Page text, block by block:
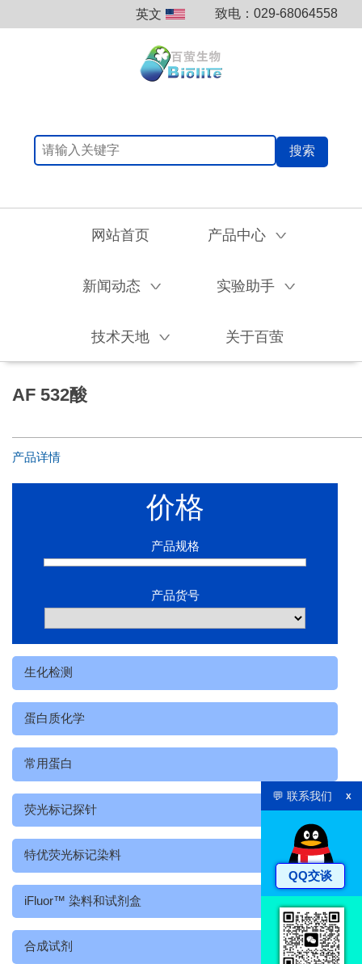
英文 致电：029-68064558
搜索
网站首页 产品中心 V
新闻动态 V 实验助手 V
技术天地 V 关于百萤
AF 532酸
产品详情
价格
产品规格
产品货号
生化检测
蛋白质化学
常用蛋白
荧光标记探针
特优荧光标记染料
iFluor™ 染料和试剂盒
合成试剂
💬 联系我们 x
QQ交谈